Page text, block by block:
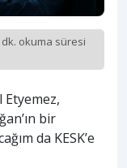
dk. okuma süresi
bir
da KESK’e